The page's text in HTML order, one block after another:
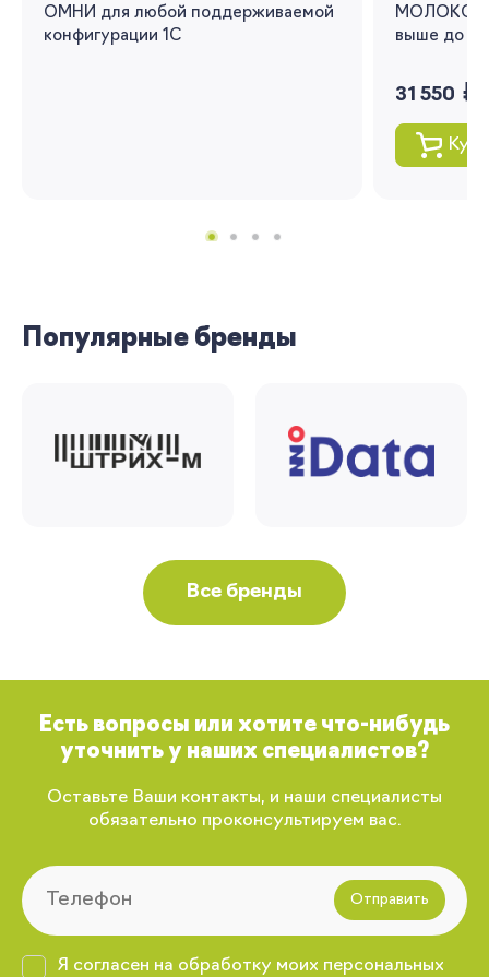
ОМНИ для любой поддерживаемой
конфигурации 1С
МОЛОКО
выше до
31 550 руб.
Популярные бренды
Все бренды
Есть вопросы или хотите что-нибудь
уточнить у наших специалистов?
Оставьте Ваши контакты, и наши специалисты
обязательно проконсультируем вас.
Отправить
Я согласен на обработку моих персональных
Вернуться